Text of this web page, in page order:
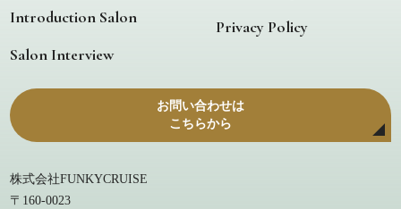
Introduction Salon
Salon Interview
Privacy Policy
お問い合わせは
こちらから
株式会社FUNKYCRUISE
〒160-0023